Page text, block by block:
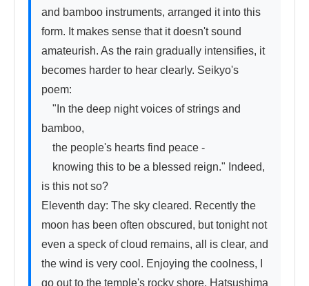
and bamboo instruments, arranged it into this
form. It makes sense that it doesn't sound
amateurish. As the rain gradually intensifies, it
becomes harder to hear clearly. Seikyo's
poem:
bamboo,
is this not so?
Eleventh day: The sky cleared. Recently the
moon has been often obscured, but tonight not
even a speck of cloud remains, all is clear, and
the wind is very cool. Enjoying the coolness, I
go out to the temple's rocky shore. Hatsushima